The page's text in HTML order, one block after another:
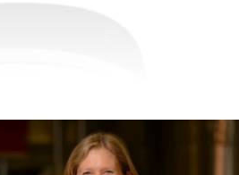
Visites & Dégustations quotidiennes
Expériences inédites